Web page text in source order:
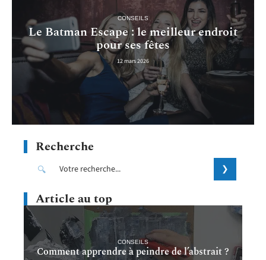
CONSEILS
Le Batman Escape : le meilleur endroit
pour ses fêtes
12 mars 2026
Recherche
Article au top
CONSEILS
Comment apprendre à peindre de l’abstrait ?